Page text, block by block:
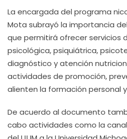
La encargada del programa
Mota subrayó la importancia
que permitirá ofrecer servicios
psicológica, psiquiátrica,
diagnóstico y atención
actividades de promoción,
alienten la formación personal
De acuerdo al documento
cabo actividades como la